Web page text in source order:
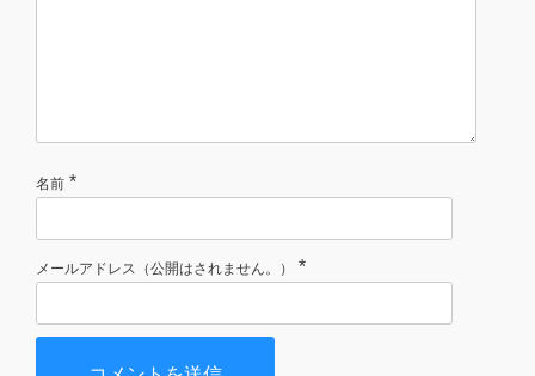
名前 *
メールアドレス（公開はされません。） *